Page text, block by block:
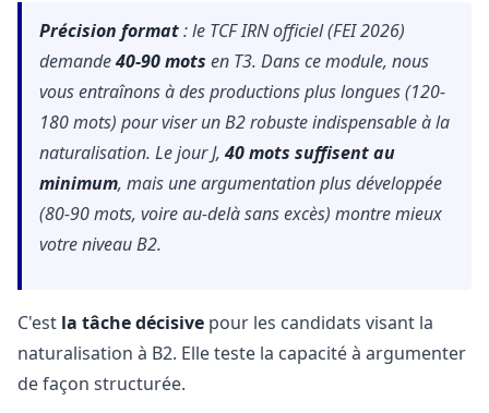
Précision format: le TCF IRN officiel (FEI 2026)
demande40-90 mots en T3. Dans ce module, nous
vous entraînons à des productions plus longues (120-
180 mots) pour viser un B2 robuste indispensable à la
naturalisation. Le jour J, 40 mots suffisent au
minimum, mais une argumentation plus développée
(80-90 mots, voire au-delà sans excès) montre mieux
votre niveau B2.
C'est la tâche décisive pour les candidats visant la
naturalisation à B2. Elle teste la capacité à argumenter
de façon structurée.